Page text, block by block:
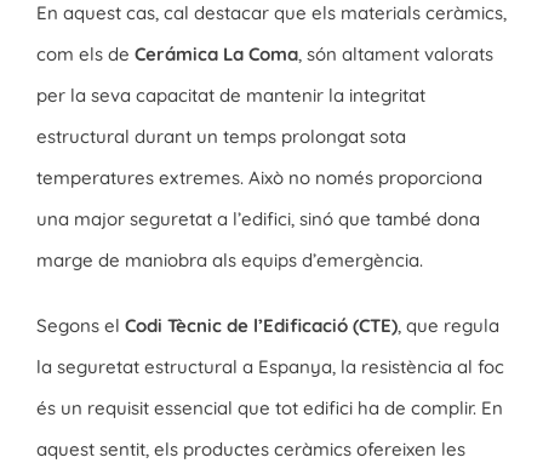
En aquest cas, cal destacar que els materials ceràmics,
com els de Cerámica La Coma, són altament valorats
per la seva capacitat de mantenir la integritat
estructural durant un temps prolongat sota
temperatures extremes. Això no només proporciona
una major seguretat a l’edifici, sinó que també dona
marge de maniobra als equips d’emergència.
Segons el Codi Tècnic de l’Edificació (CTE), que regula
la seguretat estructural a Espanya, la resistència al foc
és un requisit essencial que tot edifici ha de complir. En
aquest sentit, els productes ceràmics ofereixen les